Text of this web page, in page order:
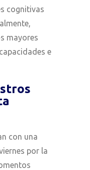
cognitivas
mayores
e
con una
por la